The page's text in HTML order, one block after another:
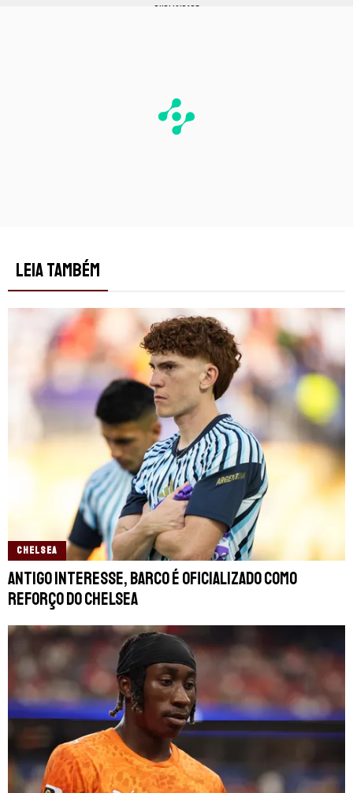
PUBLICIDADE
LEIA TAMBÉM
CHELSEA
Antigo interesse, Barco é oficializado como
reforço do Chelsea